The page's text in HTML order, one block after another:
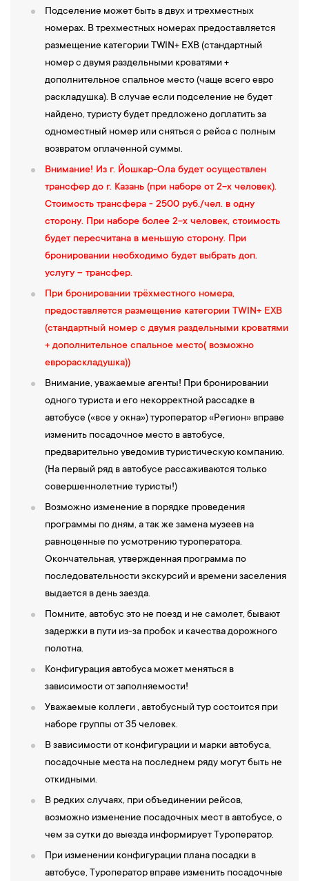
13:00 — Переезд в Несвиж — бывшую столицу ординации
князей Радзивиллов.
13:30 — Обзорная экскурсия по г.Несвиж. На Рыночной
площади этого живописного городка сохранились ратуша,
старинные торговые ряды, дома ремесленников; рядом —
Слуцкая брама(городские ворота XVII века). Знакомствос
Фарным костелом, построенным в 1593 году по проекту
итальянского архитектора Джованни Мария Бернардони по
распоряжению Николая Кристофа Радзивилла. “Сиротки” —
великолепные фрески храма, находящиеся в подземелье
классицизма. Величественный замок-дворец представляет
собой систему соединенных в единый ансамбль зданий,
образующих изящный парадный двор. Осмотр впечатляющих
экспозиций в дворцовом комплексе — парадные залы дворца
(Охотничий, Бальный, Портретный, Каминный, Золотой и
другие), жилые и хозяйственные помещения.
Прогулка по живописным паркам, примыкающим к
замку. Экскурсия повествует об истории династии Радзивиллов
— одного из самых влиятельных родовВеликого Княжества
ЛитовскогоиРечи Посполитой, оставивших глубокий след в
культурном наследии белорусского народа и всей
европейской цивилизации.
16:00 — Переезд в г.Брест, расселение в гостинице.
Свободное время.
4-й день
08:00 — Завтрак, выселение из номеров. Встреча с гидом в
холле гостиницы.
09:00 —Обзорная экскурсия поБресту.Брест— старинный
город на границе Беларуси и Польши (первое упоминание в
1019 году). Город имеет древнюю и насыщенную историю:
первым из белорусских городов он получил
; здесь в 1596 году была заключена Брестская церковная
уния, объединившая восточную и западную ветви христианства;
братскую церковь, особняки XIX— начала ХХ века.
Свободное время для прогулок по живописной главной улице
12:00 —
Посещение Брестской крепости,построенной в 1842
году, дважды вошедшей в историю. Здесь вБелом дворце в
Подселение может быть в двух и трехместных
номерах. В трехместных номерах предоставляется
размещение категории TWIN+ EXB (стандартный
номер с двумя раздельными кроватями +
дополнительное спальное место (чаще всего евро
раскладушка). В случае если подселение не будет
найдено, туристу будет предложено доплатить за
одноместный номер или сняться с рейса с полным
возвратом оплаченной суммы.
Внимание! Из г. Йошкар-Ола будет осуществлен
трансфер до г. Казань (при наборе от 2-х человек).
Стоимость трансфера - 2500 руб./чел. в одну
сторону. При наборе более 2-х человек, стоимость
будет пересчитана в меньшую сторону. При
бронировании необходимо будет выбрать доп.
услугу – трансфер.
При бронировании трёхместного номера,
предоставляется размещение категории TWIN+ EXB
(стандартный номер с двумя раздельными кроватями
+ дополнительное спальное место( возможно
еврораскладушка))
Внимание, уважаемые агенты! При бронировании
одного туриста и его некорректной рассадке в
автобусе («все у окна») туроператор «Регион» вправе
изменить посадочное место в автобусе,
предварительно уведомив туристическую компанию.
(На первый ряд в автобусе рассаживаются только
совершеннолетние туристы!)
Возможно изменение в порядке проведения
программы по дням, а так же замена музеев на
равноценные по усмотрению туроператора.
Окончательная, утвержденная программа по
последовательности экскурсий и времени заселения
выдается в день заезда.
Помните, автобус это не поезд и не самолет, бывают
задержки в пути из-за пробок и качества дорожного
полотна.
Конфигурация автобуса может меняться в
зависимости от заполняемости!
Уважаемые коллеги , автобусный тур состоится при
наборе группы от 35 человек.
В зависимости от конфигурации и марки автобуса,
посадочные места на последнем ряду могут быть не
откидными.
В редких случаях, при объединении рейсов,
возможно изменение посадочных мест в автобусе, о
чем за сутки до выезда информирует Туроператор.
При изменении конфигурации плана посадки в
автобусе, Туроператор вправе изменить посадочные